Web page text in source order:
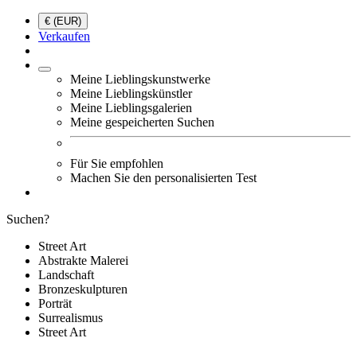
€ (EUR)
Verkaufen
Meine Lieblingskunstwerke
Meine Lieblingskünstler
Meine Lieblingsgalerien
Meine gespeicherten Suchen
Für Sie empfohlen
Machen Sie den personalisierten Test
Suchen?
Street Art
Abstrakte Malerei
Landschaft
Bronzeskulpturen
Porträt
Surrealismus
Street Art